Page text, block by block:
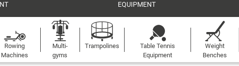
EQUIPMENT
Rowing
Machines
Multi-
gyms
Trampolines
Table Tennis
Equipment
Weight
Benches